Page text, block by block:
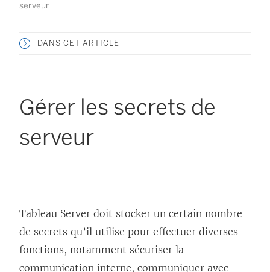
serveur
DANS CET ARTICLE
Gérer les secrets de
serveur
Tableau Server doit stocker un certain nombre
de secrets qu’il utilise pour effectuer diverses
fonctions, notamment sécuriser la
communication interne, communiquer avec